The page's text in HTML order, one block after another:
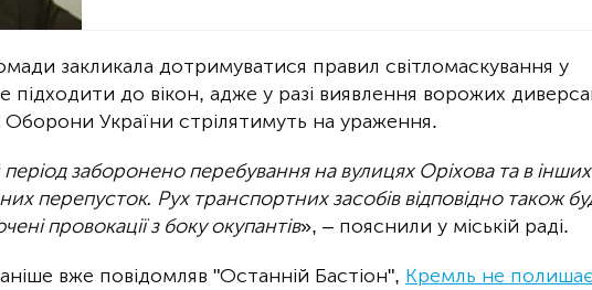
закликала дотримуватися правил світломаскування у
підходити до вікон, адже у разі виявлення ворожих
Оборони України стрілятимуть на ураження.
заборонено перебування на вулицях Оріхова та в інших
перепусток. Рух транспортних засобів відповідно також
провокації з боку окупантів», – пояснили у міській раді.
вже повідомляв "Останній Бастіон", Кремль не